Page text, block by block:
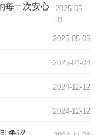
每一次安心
2025-05-
31
2025-05-05
2025-01-04
2024-12-12
2024-12-12